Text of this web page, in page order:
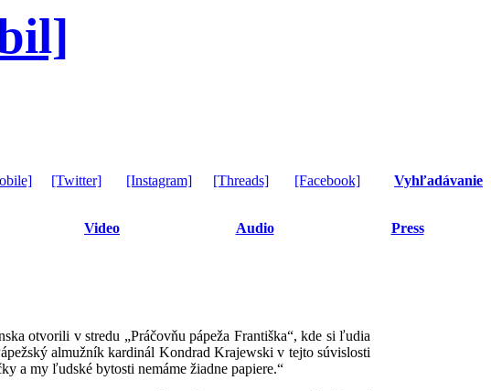
[Twitter] [Instagram] [Threads] [Facebook] Vyhľadávanie
Video Audio Press
otvorili v stredu „Práčovňu pápeža Františka“, kde si ľudia
almužník kardinál Kondrad Krajewski v tejto súvislosti
a my ľudské bytosti nemáme žiadne papiere.“